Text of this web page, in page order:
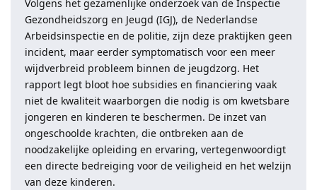
Volgens het gezamenlijke onderzoek van de Inspectie
Gezondheidszorg en Jeugd (IGJ), de Nederlandse
Arbeidsinspectie en de politie, zijn deze praktijken geen
incident, maar eerder symptomatisch voor een meer
wijdverbreid probleem binnen de jeugdzorg. Het
rapport legt bloot hoe subsidies en financiering vaak
niet de kwaliteit waarborgen die nodig is om kwetsbare
jongeren en kinderen te beschermen. De inzet van
ongeschoolde krachten, die ontbreken aan de
noodzakelijke opleiding en ervaring, vertegenwoordigt
een directe bedreiging voor de veiligheid en het welzijn
van deze kinderen.